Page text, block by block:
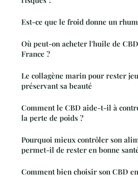
Est-ce que le froid donne un
Où peut-on acheter l'huile de
France ?
Le collagène marin pour rester
préservant sa beauté
Comment le CBD aide-t-il à
la perte de poids ?
Pourquoi mieux contrôler son
permet-il de rester en bonne
Comment bien choisir son CBD